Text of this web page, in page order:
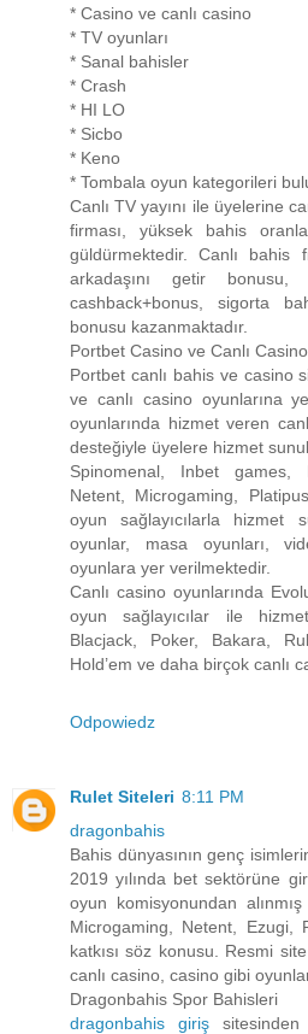
* Casino ve canlı casino
* TV oyunları
* Sanal bahisler
* Crash
* HI LO
* Sicbo
* Keno
* Tombala oyun kategorileri
Canlı TV yayını ile üyelerine
firması, yüksek bahis
güldürmektedir. Canlı bahis
arkadaşını getir
cashback+bonus, sigorta
bonusu kazanmaktadır.
Portbet Casino ve Canlı
Portbet canlı bahis ve casino
ve canlı casino oyunlarına
oyunlarında hizmet veren
desteğiyle üyelere hizmet
Spinomenal, Inbet games,
Netent, Microgaming,
oyun sağlayıcılarla hizmet
oyunlar, masa oyunları,
oyunlara yer verilmektedir.
Canlı casino oyunlarında
oyun sağlayıcılar ile
Blacjack, Poker, Bakara,
Hold’em ve daha birçok canlı
Odpowiedz
Rulet Siteleri 8:11 PM
dragonbahis
Bahis dünyasının genç
2019 yılında bet sektörüne
oyun komisyonundan
Microgaming, Netent, Ezugi,
katkısı söz konusu. Resmi
canlı casino, casino gibi
Dragonbahis Spor Bahisleri
dragonbahis giriş